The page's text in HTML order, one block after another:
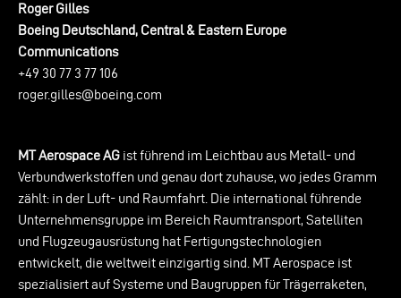
Roger Gilles
Boeing Deutschland, Central & Eastern Europe
Communications
+49 30 77 3 77 106
roger.gilles@boeing.com
MT Aerospace AG ist führend im Leichtbau aus Metall- und
Verbundwerkstoffen und genau dort zuhause, wo jedes Gramm
zählt: in der Luft- und Raumfahrt. Die international führende
Unternehmensgruppe im Bereich Raumtransport, Satelliten
und Flugzeugausrüstung hat Fertigungstechnologien
entwickelt, die weltweit einzigartig sind. MT Aerospace ist
spezialisiert auf Systeme und Baugruppen für Trägerraketen,